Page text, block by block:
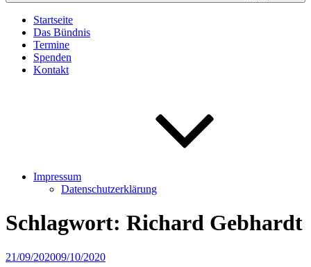
Startseite
Das Bündnis
Termine
Spenden
Kontakt
Impressum
Datenschutzerklärung
Schlagwort: Richard Gebhardt
Veröffentlicht
21/09/202009/10/2020